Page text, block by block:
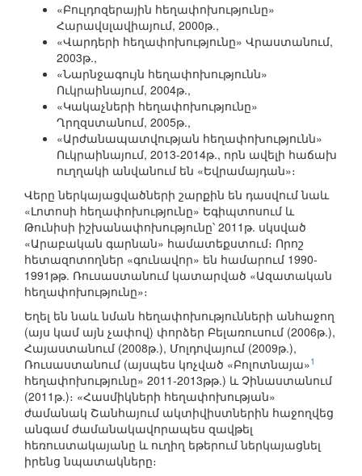
«Բուլդոզերային հեղափոխությունը»
Հարավսլավիայում, 2000թ.,
«Վարդերի հեղափոխությունը» Վրաստանում,
2003թ.,
«Նարնջագույն հեղափոխությունն»
Ուկրաինայում, 2004թ.,
«Կակաչների հեղափոխությունը»
Ղրղզստանում, 2005թ.,
«Արժանապատվության հեղափոխությունն»
Ուկրաինայում, 2013-2014թ., որն ավելի հաճախ
ուղղակի անվանում են «Եվրամայդան»։
Վերը ներկայացվածների շարքին են դասվում նաև
«Լոտոսի հեղափոխությունը» Եգիպտոսում և
Թունիսի իշխանափոխությունը՝ 2011թ. սկսված
«Արաբական գարնան» համատեքստում։ Որոշ
հետազոտողներ «գունավոր» են համարում 1990-
1991թթ. Ռուսաստանում կատարված «Ազատական
հեղափոխությունը»։
Եղել են նաև նման հեղափոխությունների անհաջող
(այս կամ այն չափով) փորձեր Բելառուսում (2006թ.),
Հայաստանում (2008թ.), Մոլդովայում (2009թ.),
Ռուսաստանում (այսպես կոչված «Բոլոտնայա»1
հեղափոխությունը» 2011-2013թթ.) և Չինաստանում
(2011թ.)։ «Հասմիկների հեղափոխության»
ժամանակ Շանհայում ակտիվիստներին հաջողվեց
անգամ ժամանակավորապես զավթել
հեռուստակայանը և ուղիղ եթերում ներկայացնել
իրենց նպատակները։